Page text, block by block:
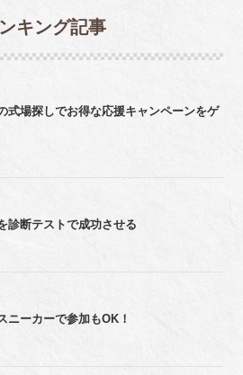
キング記事
式場探しでお得な応援キャンペーンをゲ
診断テストで成功させる
ニーカーで参加もOK！